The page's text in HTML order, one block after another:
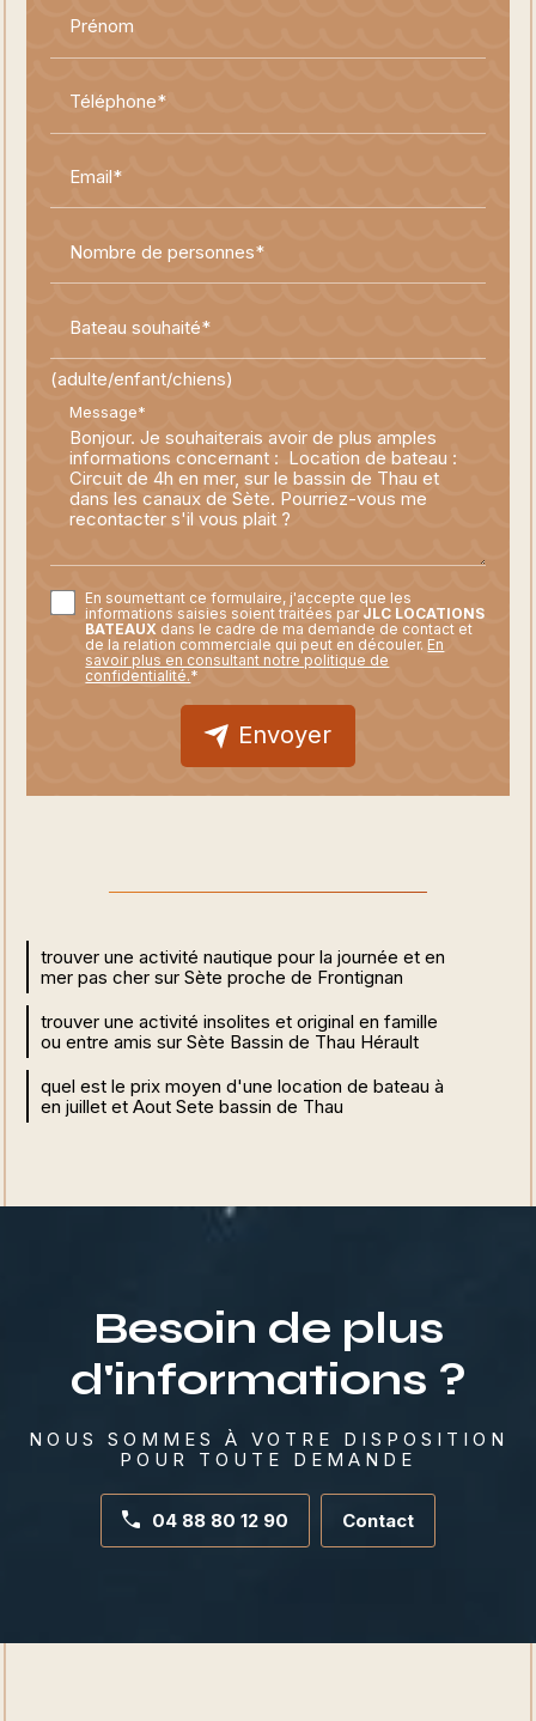
Prénom
Téléphone*
Email*
Nombre de personnes*
Bateau souhaité*
(adulte/enfant/chiens)
Message*
En soumettant ce formulaire, j'accepte que les
informations saisies soient traitées par JLC LOCATIONS
BATEAUX dans le cadre de ma demande de contact et
de la relation commerciale qui peut en découler. En
savoir plus en consultant notre politique de
confidentialité.*
Envoyer
trouver une activité nautique pour la journée et en
mer pas cher sur Sète proche de Frontignan
trouver une activité insolites et original en famille
ou entre amis sur Sète Bassin de Thau Hérault
quel est le prix moyen d'une location de bateau à
en juillet et Aout Sete bassin de Thau
Besoin de plus
d'informations ?
NOUS SOMMES À VOTRE DISPOSITION
POUR TOUTE DEMANDE
04 88 80 12 90 Contact